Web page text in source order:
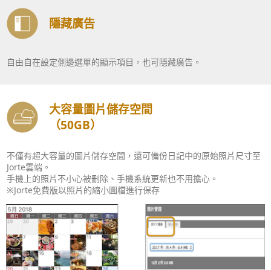
隱藏廣告
自由自在設定側邊選單的顯示項目，也可隱藏廣告。
大容量圖片儲存空間
（50GB）
不僅有超大容量的圖片儲存空間，還可備份日記中的原始照片尺寸至
Jorte雲端。
手機上的照片不小心被刪除、手機系統更新也不用擔心。
※Jorte免費版以照片的縮小圖檔進行保存